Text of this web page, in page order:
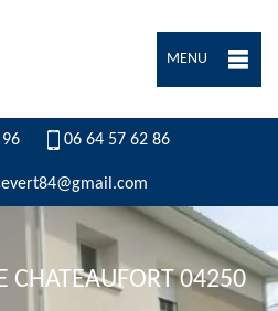
MENU
06 64 57 62 86
CHATEAUFORT 04250